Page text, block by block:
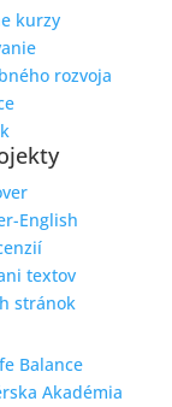
kurzy
rozvoja
English
textov
stránok
Balance
Akadémia